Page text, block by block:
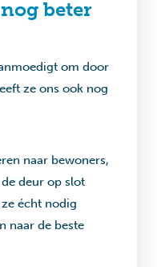
beter
om door
ze ons ook nog
naar bewoners,
deur op slot
écht nodig
naar de beste